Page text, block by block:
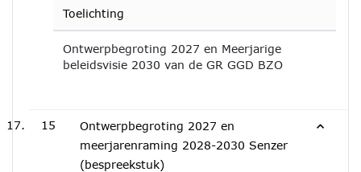
Toelichting
Ontwerpbegroting 2027 en Meerjarige
beleidsvisie 2030 van de GR GGD BZO
15
Ontwerpbegroting 2027 en
meerjarenraming 2028-2030 Senzer
(bespreekstuk)